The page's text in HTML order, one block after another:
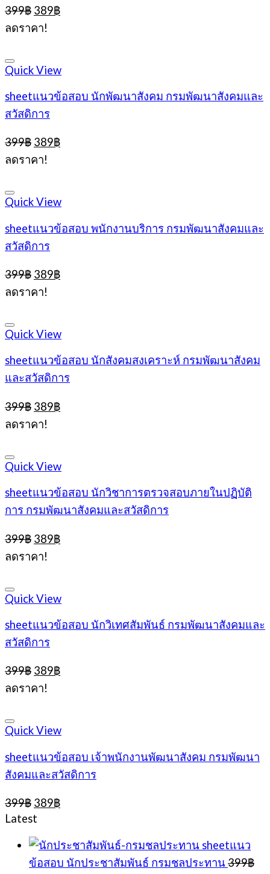
399฿ Original
price
was:
389฿Current
ลดราคา!
Quick View
sheetแนวข้อสอบ นักพัฒนาสังคม กรมพัฒนาสังคมและ
สวัสดิการ
399฿ Original
price
was:
389฿Current
ลดราคา!
Quick View
sheetแนวข้อสอบ พนักงานบริการ กรมพัฒนาสังคมและ
สวัสดิการ
399฿ Original
price
was:
389฿Current
ลดราคา!
Quick View
sheetแนวข้อสอบ นักสังคมสงเคราะห์ กรมพัฒนาสังคม
และสวัสดิการ
399฿ Original
price
was:
389฿Current
ลดราคา!
Quick View
sheetแนวข้อสอบ นักวิชาการตรวจสอบภายในปฏิบัติ
การ กรมพัฒนาสังคมและสวัสดิการ
399฿ Original
price
was:
389฿Current
ลดราคา!
Quick View
sheetแนวข้อสอบ นักวิเทศสัมพันธ์ กรมพัฒนาสังคมและ
สวัสดิการ
399฿ Original
price
was:
389฿Current
ลดราคา!
Quick View
sheetแนวข้อสอบ เจ้าพนักงานพัฒนาสังคม กรมพัฒนา
สังคมและสวัสดิการ
399฿ Original
price
was:
399฿.
389฿Current
389฿.
Latest
sheetแนว
ข้อสอบ นักประชาสัมพันธ์ กรมชลประทาน 399฿